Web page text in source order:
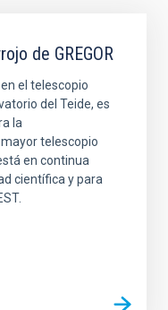
de GREGOR
el telescopio
del Teide, es
la
telescopio
en continua
científica y para